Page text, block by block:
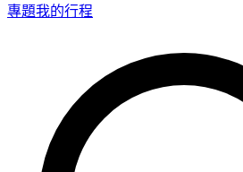
專題我的行程